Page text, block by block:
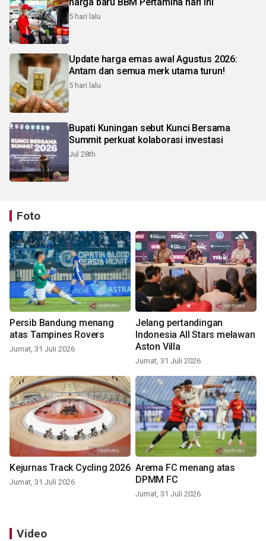
5 hari lalu
Update harga emas awal Agustus 2026:
Antam dan semua merk utama turun!
5 hari lalu
Bupati Kuningan sebut Kunci Bersama
Summit perkuat kolaborasi investasi
Jul 28th
Foto
Persib Bandung menang
atas Tampines Rovers
Jumat, 31 Juli 2026
Jelang pertandingan
Indonesia All Stars melawan
Aston Villa
Jumat, 31 Juli 2026
Kejurnas Track Cycling 2026
Jumat, 31 Juli 2026
Arema FC menang atas
DPMM FC
Jumat, 31 Juli 2026
Video